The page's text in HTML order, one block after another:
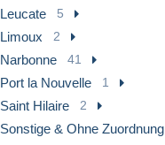
Leucate 5
Limoux 2
Narbonne 41
Port la Nouvelle 1
Saint Hilaire 2
Sonstige & Ohne Zuordnung